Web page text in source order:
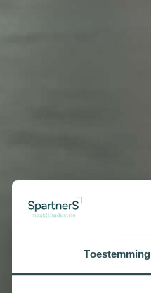
Toestemming